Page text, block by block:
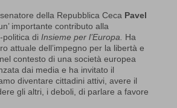
della Repubblica Ceca Pavel
importante contributo alla
politica di Insieme per l’Europa.
Ha
attuale dell’impegno per la libertà e
contesto di una società europea
dai media e ha invitato il
diventare cittadini attivi, avere il
gli altri, i deboli, di parlare a favore